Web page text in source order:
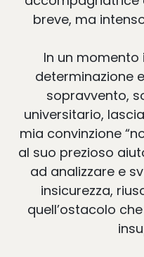
breve, ma
In un momento
determinazione
sopravvento,
universitario,
mia convinzione
al suo prezioso
ad analizzare e
insicurezza,
quell’ostacolo